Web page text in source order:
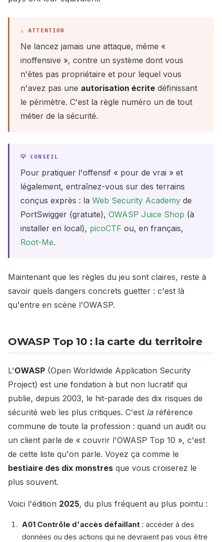
Ne lancez jamais une attaque, même «
inoffensive », contre un système dont vous
n'êtes pas propriétaire et pour lequel vous
n'avez pas une autorisation écrite définissant
le périmètre. C'est la règle numéro un de tout
métier de la sécurité.
Pour pratiquer l'offensif « pour de vrai » et
légalement, entraînez-vous sur des terrains
conçus exprès : la Web Security Academy de
PortSwigger (gratuite), OWASP Juice Shop (à
installer en local), picoCTF ou, en français,
Root-Me.
Maintenant que les règles du jeu sont claires, reste à
savoir quels dangers concrets guetter : c'est là
qu'entre en scène l'OWASP.
OWASP Top 10 : la carte du territoire
L'OWASP (Open Worldwide Application Security
Project) est une fondation à but non lucratif qui
publie, depuis 2003, le hit-parade des dix risques de
sécurité web les plus critiques. C'est laréférence
commune de toute la profession : quand un audit ou
un client parle de « couvrir l'OWASP Top 10 », c'est
de cette liste qu'on parle. Voyez ça comme le
bestiaire des dix monstres que vous croiserez le
plus souvent.
Voici l'édition 2025, du plus fréquent au plus pointu :
A01 Contrôle d'accès défaillant : accéder à des
données ou des actions qui ne devraient pas vous être